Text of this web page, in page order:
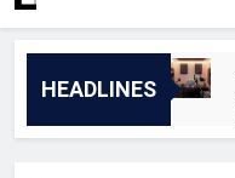
HEADLINES